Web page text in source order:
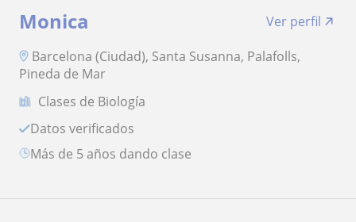
Monica
Ver perfil
Barcelona (Ciudad), Santa Susanna, Palafolls,
Pineda de Mar
Clases de Biología
Datos verificados
más de 5 años dando clase